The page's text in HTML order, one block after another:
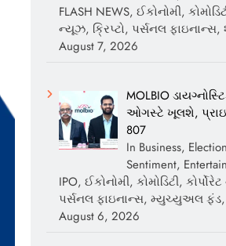
FLASH NEWS, ઈકોનોમી,
ન્યૂઝ, ક્રિપ્ટો, પર્સનલ
August 7, 2026
MOLBIO
ઓગસ્ટે ખૂલશે,
807
In Business,
Sentiment,
IPO, ઈકોનોમી, કોમોડિટી,
પર્સનલ ફાઇનાન્સ, મ્યુચ્યુઅલ
August 6, 2026